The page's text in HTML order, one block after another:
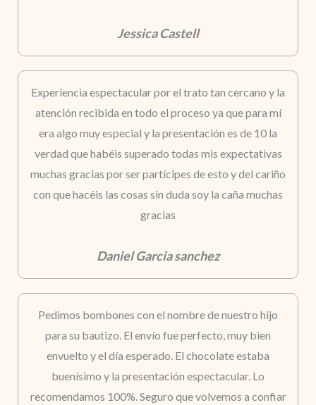
Jessica Castell
Experiencia espectacular por el trato tan cercano y la
atención recibida en todo el proceso ya que para mí
era algo muy especial y la presentación es de 10 la
verdad que habéis superado todas mis expectativas
muchas gracias por ser partícipes de esto y del cariño
con que hacéis las cosas sin duda soy la caña muchas
gracias
Daniel Garcia sanchez
Pedimos bombones con el nombre de nuestro hijo
para su bautizo. El envío fue perfecto, muy bien
envuelto y el día esperado. El chocolate estaba
buenísimo y la presentación espectacular. Lo
recomendamos 100%. Seguro que volvemos a confiar